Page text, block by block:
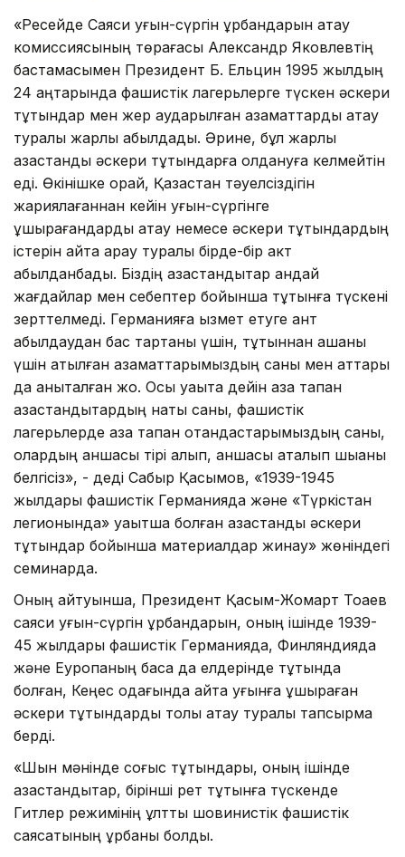
«Ресейде Саяси қуғын-сүргін құрбандарын ақтау
комиссиясының төрағасы Александр Яковлевтің
бастамасымен Президент Б. Ельцин 1995 жылдың
24 қаңтарында фашистік лагерьлерге түскен әскери
тұтқындар мен жер аударылған азаматтарды ақтау
туралы жарлық қабылдады. Әрине, бұл жарлық
қазақстандық әскери тұтқындарға қолдануға келмейтін
еді. Өкінішке орай, Қазақстан тәуелсіздігін
жариялағаннан кейін қуғын-сүргінге
ұшырағандарды ақтау немесе әскери тұтқындардың
істерін қайта қарау туралы бірде-бір акт
қабылданбады. Біздің қазақстандықтар қандай
жағдайлар мен себептер бойынша тұтқынға түскені
зерттелмеді. Германияға қызмет етуге ант
қабылдаудан бас тартқаны үшін, тұтқыннан қашқаны
үшін атылған азаматтарымыздың саны мен аттары
да анықталған жоқ. Осы уақытқа дейін қаза тапқан
қазақстандықтардың нақты саны, фашистік
лагерьлерде қаза тапқан отандастарымыздың саны,
олардың қаншасы тірі қалып, қаншасы ақталып шыққаны
белгісіз», - деді Сабыр Қасымов, «1939-1945
жылдары фашистік Германияда және «Түркістан
легионында» уақытша болған қазақстандық әскери
тұтқындар бойынша материалдар жинау» жөніндегі
семинарда.
Оның айтуынша, Президент Қасым-Жомарт Тоқаев
саяси қуғын-сүргін құрбандарын, оның ішінде 1939-
45 жылдары фашистік Германияда, Финляндияда
және Еуропаның басқа да елдерінде тұтқында
болған, Кеңес одағында қайта қуғынға ұшыраған
әскери тұтқындарды толық ақтау туралы тапсырма
берді.
«Шын мәнінде соғыс тұтқындары, оның ішінде
қазақстандықтар, бірінші рет тұтқынға түскенде
Гитлер режимінің ұлттық шовинистік фашистік
саясатының құрбаны болды.